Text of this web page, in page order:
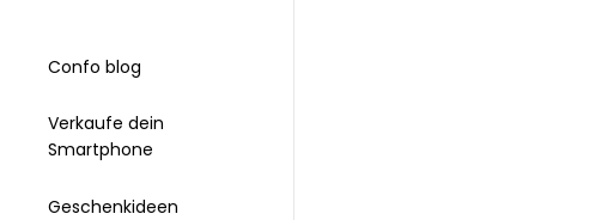
Confo blog
Verkaufe dein
Smartphone
Geschenkideen